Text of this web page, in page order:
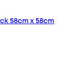
58cm x 58cm